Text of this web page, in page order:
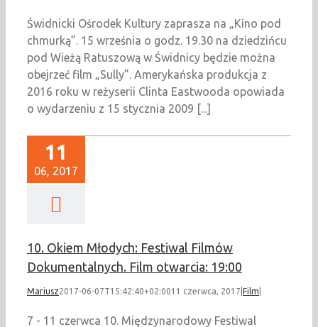
Świdnicki Ośrodek Kultury zaprasza na „Kino pod
chmurką”. 15 września o godz. 19.30 na dziedzińcu
pod Wieżą Ratuszową w Świdnicy będzie można
obejrzeć film „Sully”. Amerykańska produkcja z
2016 roku w reżyserii Clinta Eastwooda opowiada
o wydarzeniu z 15 stycznia 2009 [...]
11
06, 2017
10. Okiem Młodych: Festiwal Filmów
Dokumentalnych. Film otwarcia: 19:00
Mariusz2017-06-07T15:42:40+02:0011 czerwca, 2017 Film
7 - 11 czerwca 10. Międzynarodowy Festiwal